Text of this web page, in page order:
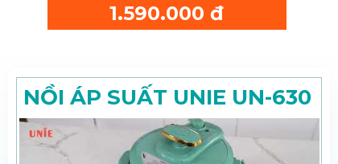
1.590.000 đ
NỒI ÁP SUẤT UNIE UN-630